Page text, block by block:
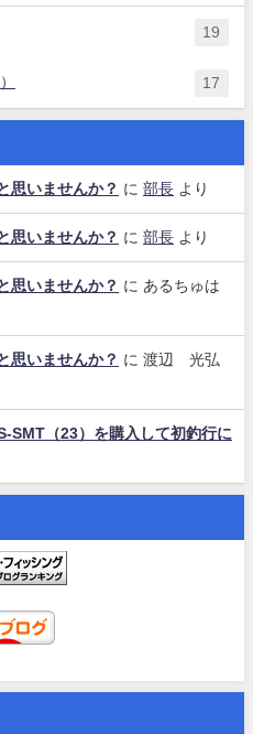
19
17
思いませんか？ に 部長 より
思いませんか？ に 部長 より
思いませんか？ に あるちゅは
思いませんか？ に 渡辺 光弘
SMT（23）を購入して初釣行に